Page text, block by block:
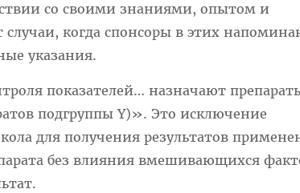
со своими знаниями, опытом и
когда спонсоры в этих
указания.
показателей… назначают
подгруппы Y)». Это исключение
для получения результатов
без влияния вмешивающихся